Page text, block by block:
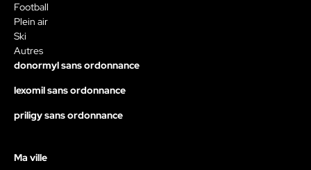
Football
Plein air
Ski
Autres
donormyl sans ordonnance
lexomil sans ordonnance
priligy sans ordonnance
Ma ville